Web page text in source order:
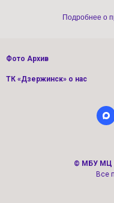
Подробнее о
Фото Архив
ТК «Дзержинск» о нас
© МБУ МЦ
Все